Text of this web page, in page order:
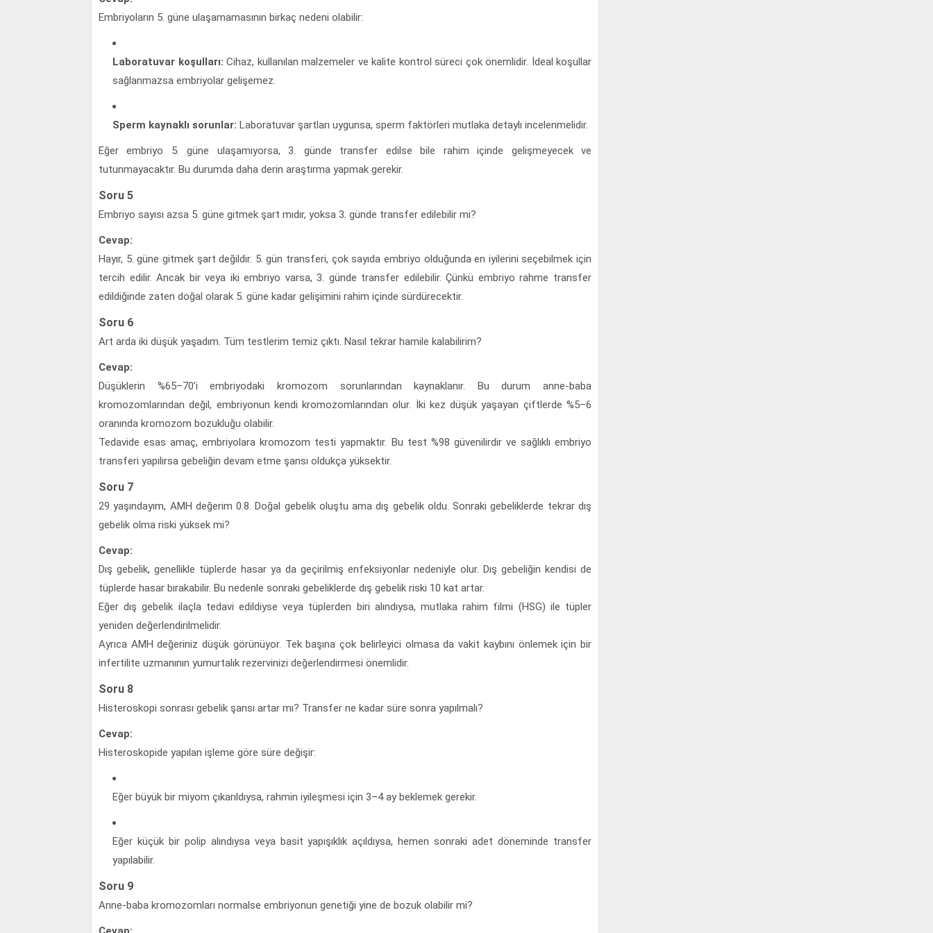
Embriyoların 5. güne ulaşamamasının birkaç nedeni olabilir:
Laboratuvar koşulları: Cihaz, kullanılan malzemeler ve kalite kontrol süreci çok önemlidir. İdeal koşullar
sağlanmazsa embriyolar gelişemez.
Sperm kaynaklı sorunlar: Laboratuvar şartları uygunsa, sperm faktörleri mutlaka detaylı incelenmelidir.
Eğer embriyo 5. güne ulaşamıyorsa, 3. günde transfer edilse bile rahim içinde gelişmeyecek ve
tutunmayacaktır. Bu durumda daha derin araştırma yapmak gerekir.
Soru 5
Embriyo sayısı azsa 5. güne gitmek şart mıdır, yoksa 3. günde transfer edilebilir mi?
Cevap:
Hayır, 5. güne gitmek şart değildir. 5. gün transferi, çok sayıda embriyo olduğunda en iyilerini seçebilmek için
tercih edilir. Ancak bir veya iki embriyo varsa, 3. günde transfer edilebilir. Çünkü embriyo rahme transfer
edildiğinde zaten doğal olarak 5. güne kadar gelişimini rahim içinde sürdürecektir.
Soru 6
Art arda iki düşük yaşadım. Tüm testlerim temiz çıktı. Nasıl tekrar hamile kalabilirim?
Cevap:
Düşüklerin %65–70’i embriyodaki kromozom sorunlarından kaynaklanır. Bu durum anne-baba
kromozomlarından değil, embriyonun kendi kromozomlarından olur. İki kez düşük yaşayan çiftlerde %5–6
oranında kromozom bozukluğu olabilir.
Tedavide esas amaç, embriyolara kromozom testi yapmaktır. Bu test %98 güvenilirdir ve sağlıklı embriyo
transferi yapılırsa gebeliğin devam etme şansı oldukça yüksektir.
Soru 7
29 yaşındayım, AMH değerim 0.8. Doğal gebelik oluştu ama dış gebelik oldu. Sonraki gebeliklerde tekrar dış
gebelik olma riski yüksek mi?
Cevap:
Dış gebelik, genellikle tüplerde hasar ya da geçirilmiş enfeksiyonlar nedeniyle olur. Dış gebeliğin kendisi de
tüplerde hasar bırakabilir. Bu nedenle sonraki gebeliklerde dış gebelik riski 10 kat artar.
Eğer dış gebelik ilaçla tedavi edildiyse veya tüplerden biri alındıysa, mutlaka rahim filmi (HSG) ile tüpler
yeniden değerlendirilmelidir.
Ayrıca AMH değeriniz düşük görünüyor. Tek başına çok belirleyici olmasa da vakit kaybını önlemek için bir
infertilite uzmanının yumurtalık rezervinizi değerlendirmesi önemlidir.
Soru 8
Histeroskopi sonrası gebelik şansı artar mı? Transfer ne kadar süre sonra yapılmalı?
Cevap:
Histeroskopide yapılan işleme göre süre değişir:
Eğer büyük bir miyom çıkarıldıysa, rahmin iyileşmesi için 3–4 ay beklemek gerekir.
Eğer küçük bir polip alındıysa veya basit yapışıklık açıldıysa, hemen sonraki adet döneminde transfer
yapılabilir.
Soru 9
Anne-baba kromozomları normalse embriyonun genetiği yine de bozuk olabilir mi?